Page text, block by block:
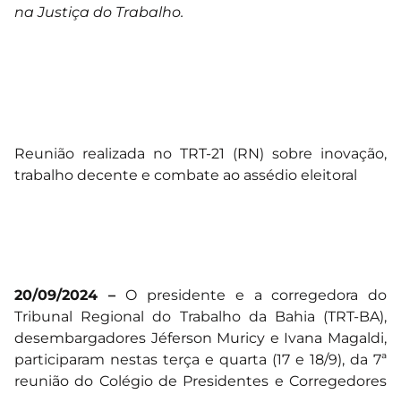
na Justiça do Trabalho.
Reunião realizada no TRT-21 (RN) sobre inovação,
trabalho decente e combate ao assédio eleitoral
20/09/2024 –O presidente e a corregedora do
Tribunal Regional do Trabalho da Bahia (TRT-BA),
desembargadores Jéferson Muricy e Ivana Magaldi,
participaram nestas terça e quarta (17 e 18/9), da 7ª
reunião do Colégio de Presidentes e Corregedores